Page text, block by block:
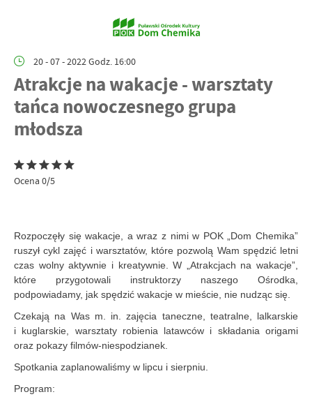
20 - 07 - 2022 Godz. 16:00
Atrakcje na wakacje - warsztaty
tańca nowoczesnego grupa
młodsza
Ocena 0/5
Rozpoczęły się wakacje, a wraz z nimi w POK „Dom Chemika”
ruszył cykl zajęć i warsztatów, które pozwolą Wam spędzić letni
czas wolny aktywnie i kreatywnie. W „Atrakcjach na wakacje”,
które przygotowali instruktorzy naszego Ośrodka,
podpowiadamy, jak spędzić wakacje w mieście, nie nudząc się.
Czekają na Was m. in. zajęcia taneczne, teatralne, lalkarskie
i kuglarskie, warsztaty robienia latawców i składania origami
oraz pokazy filmów-niespodzianek.
Spotkania zaplanowaliśmy w lipcu i sierpniu.
Program: